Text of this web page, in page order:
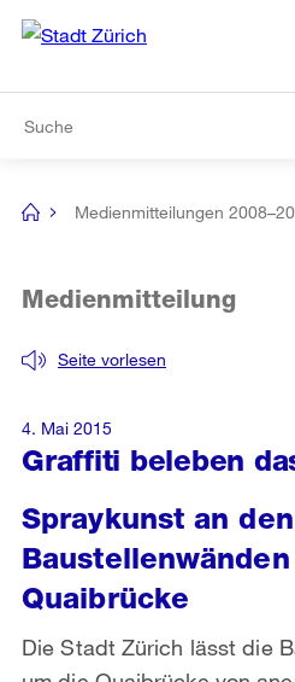
Navigation
[no
Medienmitteilungen
Graffiti beleben
Seite vorlesen
Medienmitteilung
Spraykunst an den
Quaibrücke
Die Stadt Zürich lässt die
4. Mai 2015